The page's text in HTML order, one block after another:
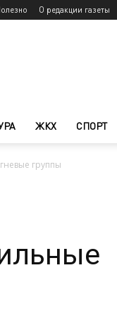
О редакции газеты
ЖКХ СПОРТ
группы